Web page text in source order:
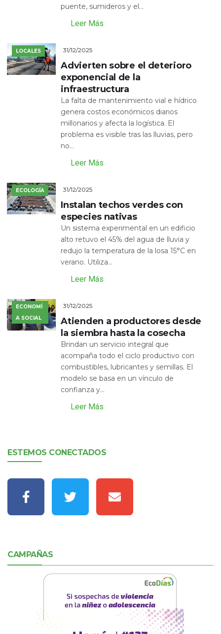
puente, sumideros y el...
Leer Más
LOCALES 31/12/2025
Advierten sobre el deterioro
exponencial de la
infraestructura
La falta de mantenimiento vial e hídrico
genera costos económicos diarios
millonarios y afecta la logística. El
problema es visible tras las lluvias, pero
no...
Leer Más
ECOLOGÍA 31/12/2025
Instalan techos verdes con
especies nativas
Un sistema experimental en un edificio
alto retuvo el 45% del agua de lluvia y
redujo la temperatura de la losa 15°C en
verano. Utiliza...
Leer Más
ECONOMÍ
A SOCIAL
31/12/2025
Atienden a productores desde
la siembra hasta la cosecha
Brindan un servicio integral que
acompaña todo el ciclo productivo con
combustibles, lubricantes y semillas. El
modelo se basa en un vínculo de
confianza y...
Leer Más
ESTEMOS CONECTADOS
CAMPAÑAS